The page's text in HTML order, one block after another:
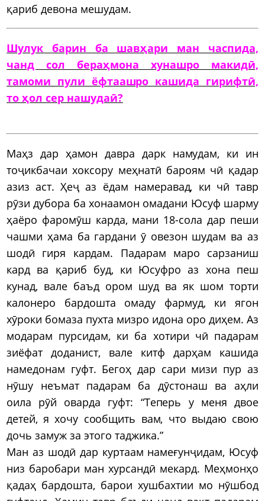
қариб девона мешудам.
Шулук барин ба шавҳари ман часпида,
чанд сол бераҳмона хунашро макидӣ,
тамоми пули ёфтаашро кашида гирифтӣ,
то ҳол сер нашудаӣ?
Маҳз дар ҳамон давра дарк намудам, ки ин
тоҷикбачаи хоксору меҳнатӣ бароям чӣ қадар
азиз аст. Ҳеҷ аз ёдам намеравад, ки чӣ тавр
рӯзи дубора ба хонаамон омадани Юсуф шарму
ҳаёро фаромӯш карда, мани 18-сола дар пеши
чашми ҳама ба гардани ӯ овезон шудам ва аз
шодӣ гиря кардам. Падарам маро сарзаниш
кард ва қариб буд, ки Юсуфро аз хона пеш
кунад, вале баъд ором шуд ва як шом торти
калонеро бардошта омаду фармуд, ки ягон
хӯроки бомаза пухта мизро идона оро диҳем. Аз
модарам пурсидам, ки ба хотири чӣ падарам
зиёфат доданист, вале китф дарҳам кашида
намедонам гуфт. Бегоҳ дар сари мизи пур аз
нӯшу неъмат падарам ба дӯстонаш ва аҳли
оила рӯй оварда гуфт: “Теперь у меня двое
детей, я хочу сообщить вам, что выдаю свою
дочь замуж за этого таджика.”
Ман аз шодӣ дар куртаам намеғунҷидам, Юсуф
низ баробари ман хурсандӣ мекард. Меҳмонҳо
қадаҳ бардошта, барои хушбахтии мо нӯшбод